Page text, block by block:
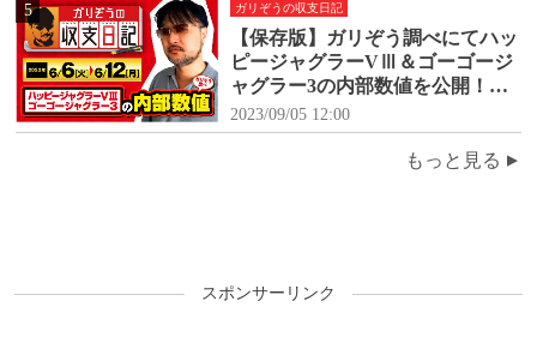
5 ガリぞうの収支日記
【保存版】ガリぞう調べにてハッ
ピージャグラーVⅢ＆ゴーゴージ
ャグラー3の内部数値を公開！
【収支日記#171：2023年6月6日
(火)～6月12日(月)】
2023/09/05 12:00
もっと見る
スポンサーリンク